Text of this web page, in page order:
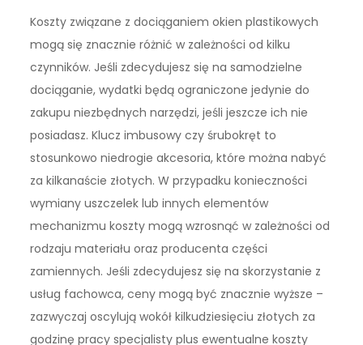
Koszty związane z dociąganiem okien plastikowych
mogą się znacznie różnić w zależności od kilku
czynników. Jeśli zdecydujesz się na samodzielne
dociąganie, wydatki będą ograniczone jedynie do
zakupu niezbędnych narzędzi, jeśli jeszcze ich nie
posiadasz. Klucz imbusowy czy śrubokręt to
stosunkowo niedrogie akcesoria, które można nabyć
za kilkanaście złotych. W przypadku konieczności
wymiany uszczelek lub innych elementów
mechanizmu koszty mogą wzrosnąć w zależności od
rodzaju materiału oraz producenta części
zamiennych. Jeśli zdecydujesz się na skorzystanie z
usług fachowca, ceny mogą być znacznie wyższe –
zazwyczaj oscylują wokół kilkudziesięciu złotych za
godzinę pracy specjalisty plus ewentualne koszty